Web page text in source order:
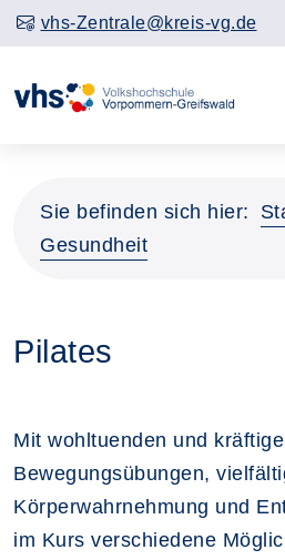
vhs-Zentrale@kreis-vg.de
Sie befinden sich hier:
Gesundheit
Pilates
Mit wohltuenden und
Bewegungsübungen,
Körperwahrnehmung und
im Kurs verschiedene